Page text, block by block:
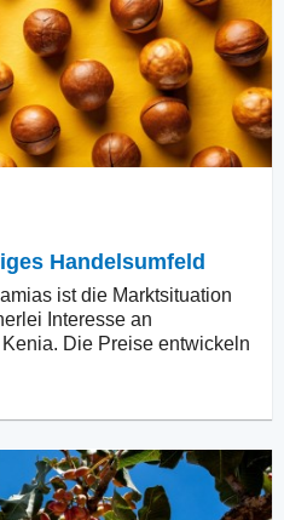
Handelsumfeld
ist die Marktsituation
Interesse an
Die Preise entwickeln